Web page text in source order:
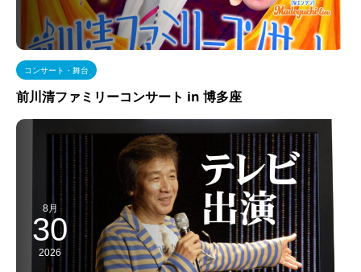
コンサート・舞台
前川清ファミリーコンサート in 博多座
8月
30
2026